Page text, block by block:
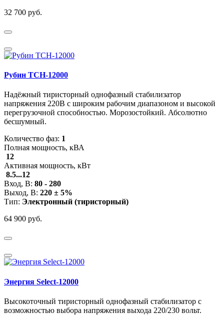
32 700 руб.
Рубин ТСН-12000
Надёжный тиристорный однофазный стабилизатор
напряжения 220В с широким рабочим диапазоном и высокой
перегрузочной способностью. Морозостойкий. Абсолютно
бесшумный.
Количество фаз: 1
Полная мощность, кВА
12
Активная мощность, кВт
8.5...12
Вход, В: 80 - 280
Выход, В: 220 ± 5%
Тип: Электронный (тиристорный)
64 900 руб.
Энергия Select-12000
Высокоточный тиристорный однофазный стабилизатор с
возможностью выбора напряжения выхода 220/230 вольт.